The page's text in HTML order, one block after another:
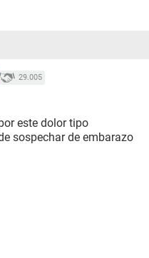
29.005
este dolor tipo
sospechar de embarazo